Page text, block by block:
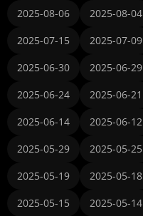
2025-08-06
2025-08-04
2025-07-15
2025-07-09
2025-06-30
2025-06-29
2025-06-24
2025-06-21
2025-06-14
2025-06-12
2025-05-29
2025-05-25
2025-05-19
2025-05-18
2025-05-15
2025-05-14